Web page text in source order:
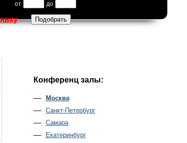
от до
Конференц залы:
Москва
Санкт-Петербург
Самара
Екатеринбург